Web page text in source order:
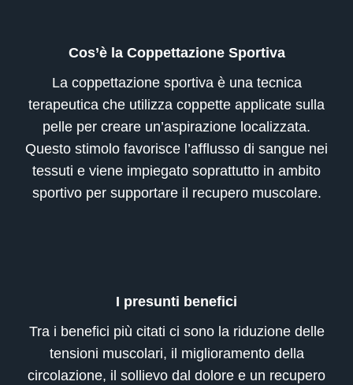
Cos’è la Coppettazione Sportiva
La coppettazione sportiva è una tecnica
terapeutica che utilizza coppette applicate sulla
pelle per creare un’aspirazione localizzata.
Questo stimolo favorisce l’afflusso di sangue nei
tessuti e viene impiegato soprattutto in ambito
sportivo per supportare il recupero muscolare.
I presunti benefici
Tra i benefici più citati ci sono la riduzione delle
tensioni muscolari, il miglioramento della
circolazione, il sollievo dal dolore e un recupero